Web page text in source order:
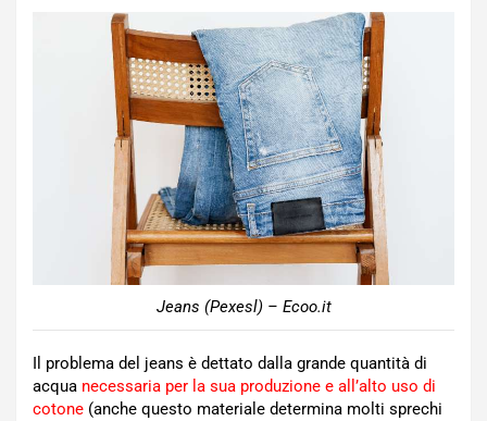
Jeans (Pexesl) – Ecoo.it
Il problema del jeans è dettato dalla grande quantità di
acqua necessaria per la sua produzione e all’alto uso di
cotone (anche questo materiale determina molti sprechi